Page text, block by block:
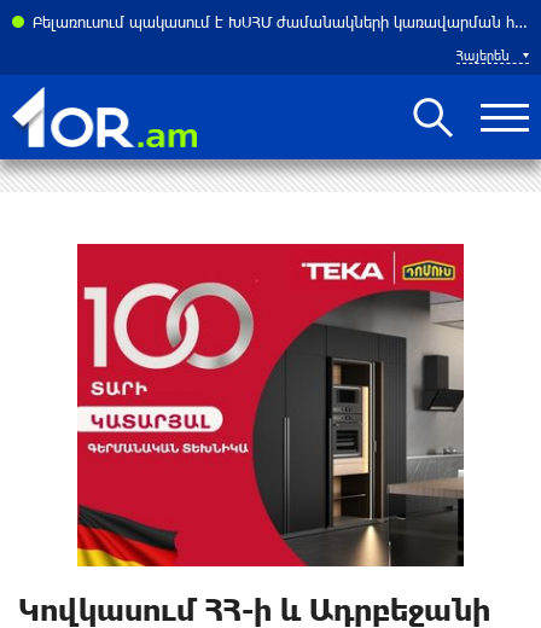
Բելառուսում պակասում է ԽՍՀՄ ժամանակների կառավարման համակարգը․ Լուկաշենկո
Հայերեն
Կովկասում ՀՀ-ի և Ադրբեջանի